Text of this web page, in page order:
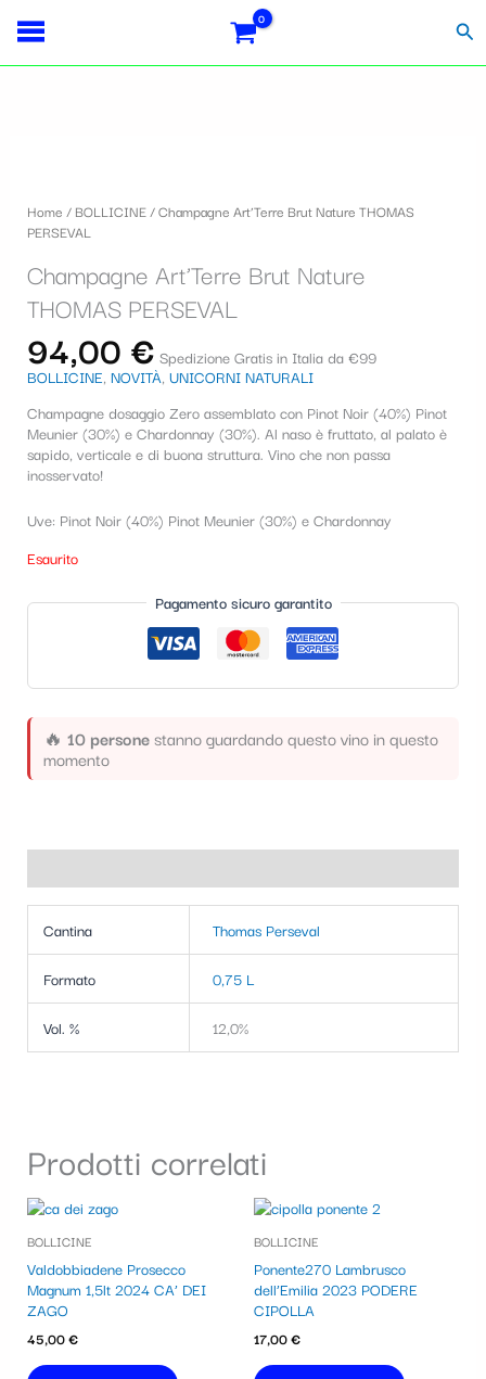
contenuto
Home / BOLLICINE/ Champagne Art’Terre Brut Nature THOMAS
PERSEVAL
Champagne Art’Terre Brut Nature
THOMAS PERSEVAL
94,00 € Spedizione Gratis in Italia da €99
BOLLICINE, NOVITÀ, UNICORNI NATURALI
Champagne dosaggio Zero assemblato con Pinot Noir (40%) Pinot
Meunier (30%) e Chardonnay (30%). Al naso è fruttato, al palato è
sapido, verticale e di buona struttura. Vino che non passa
inosservato!
Uve: Pinot Noir (40%) Pinot Meunier (30%) e Chardonnay
Esaurito
Pagamento sicuro garantito
🔥 10 personestanno guardando questo vino in questo
momento
Cantina Thomas Perseval
Formato 0,75 L
Vol. % 12,0%
Prodotti correlati
BOLLICINE
Valdobbiadene Prosecco
Magnum 1,5lt 2024 CA’ DEI
ZAGO
45,00€
BOLLICINE
Ponente270 Lambrusco
dell’Emilia 2023 PODERE
CIPOLLA
17,00€
S
o
n
c
a
g
o
fiscale:
Carrello: